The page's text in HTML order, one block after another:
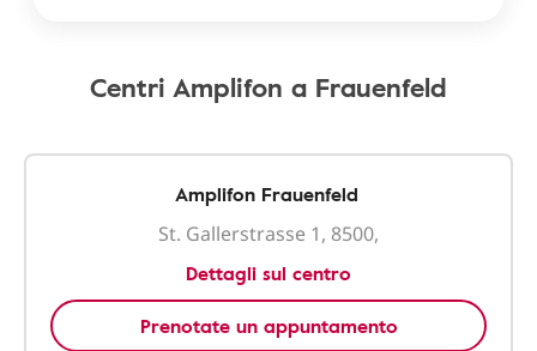
Centri Amplifon a Frauenfeld
Amplifon Frauenfeld
St. Gallerstrasse 1, 8500,
Dettagli sul centro
Prenotate un appuntamento